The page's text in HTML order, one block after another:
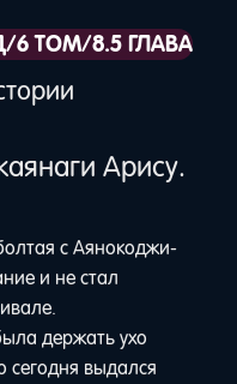
/6 ТОМ/8.5 ГЛАВА
Арису.
с Аянокоджи-
и не стал
держать ухо
сегодня выдался